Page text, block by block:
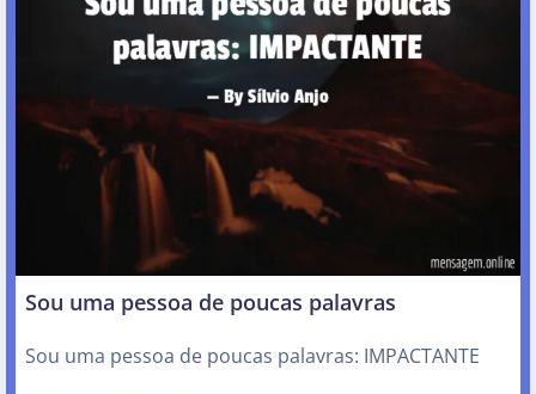
Sou uma pessoa de poucas palavras
Sou uma pessoa de poucas palavras: IMPACTANTE